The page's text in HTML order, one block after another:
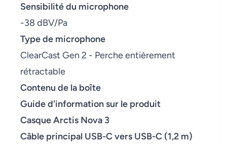
Sensibilité du microphone
-38 dBV/Pa
Type de microphone
ClearCast Gen 2 - Perche entièrement
rétractable
Contenu de la boîte
Guide d'information sur le produit
Casque Arctis Nova 3
Câble principal USB-C vers USB-C (1,2 m)